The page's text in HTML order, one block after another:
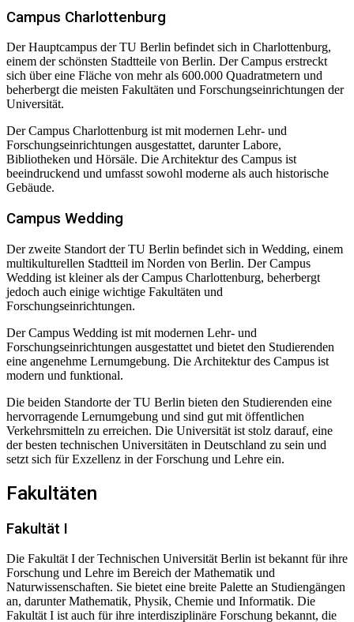
Campus Charlottenburg
Der Hauptcampus der TU Berlin befindet sich in Charlottenburg,
einem der schönsten Stadtteile von Berlin. Der Campus erstreckt
sich über eine Fläche von mehr als 600.000 Quadratmetern und
beherbergt die meisten Fakultäten und Forschungseinrichtungen der
Universität.
Der Campus Charlottenburg ist mit modernen Lehr- und
Forschungseinrichtungen ausgestattet, darunter Labore,
Bibliotheken und Hörsäle. Die Architektur des Campus ist
beeindruckend und umfasst sowohl moderne als auch historische
Gebäude.
Campus Wedding
Der zweite Standort der TU Berlin befindet sich in Wedding, einem
multikulturellen Stadtteil im Norden von Berlin. Der Campus
Wedding ist kleiner als der Campus Charlottenburg, beherbergt
jedoch auch einige wichtige Fakultäten und
Forschungseinrichtungen.
Der Campus Wedding ist mit modernen Lehr- und
Forschungseinrichtungen ausgestattet und bietet den Studierenden
eine angenehme Lernumgebung. Die Architektur des Campus ist
modern und funktional.
Die beiden Standorte der TU Berlin bieten den Studierenden eine
hervorragende Lernumgebung und sind gut mit öffentlichen
Verkehrsmitteln zu erreichen. Die Universität ist stolz darauf, eine
der besten technischen Universitäten in Deutschland zu sein und
setzt sich für Exzellenz in der Forschung und Lehre ein.
Fakultäten
Fakultät I
Die Fakultät I der Technischen Universität Berlin ist bekannt für ihre
Forschung und Lehre im Bereich der Mathematik und
Naturwissenschaften. Sie bietet eine breite Palette an Studiengängen
an, darunter Mathematik, Physik, Chemie und Informatik. Die
Fakultät I ist auch für ihre interdisziplinäre Forschung bekannt, die